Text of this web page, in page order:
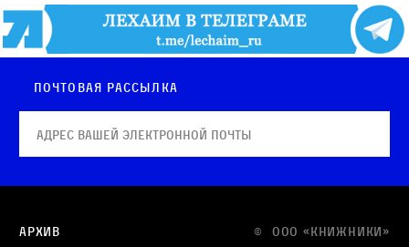
Почтовая рассылка
© OOO «КНИЖНИКИ»
Архив